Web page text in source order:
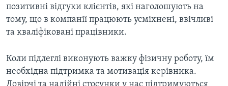
позитивні відгуки клієнтів, які наголошують на
тому, що в компанії працюють усміхнені, ввічливі
та кваліфіковані працівники.
Коли підлеглі виконують важку фізичну роботу, їм
необхідна підтримка та мотивація керівника.